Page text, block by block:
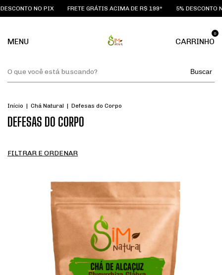
NO PIX FRETE GRÁTIS ACIMA DE R$ 199* 5% DESCONTO NO PIX
MENU CARRINHO
0
Buscar
Início | Chá Natural | Defesas do Corpo
DEFESAS DO CORPO
FILTRAR E ORDENAR